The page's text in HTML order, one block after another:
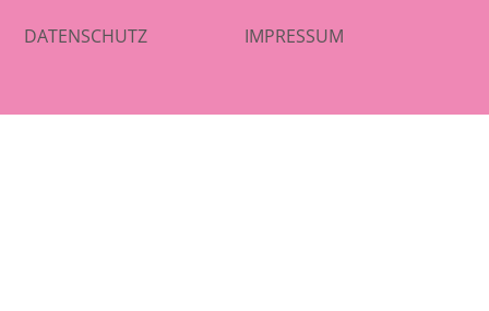
DATENSCHUTZ IMPRESSUM